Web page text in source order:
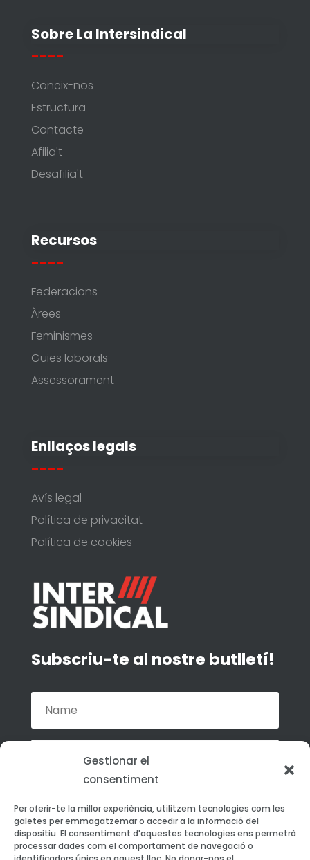
Gestionar el
consentiment
Per oferir-te la millor experiència, utilitzem tecnologies com les
galetes per emmagatzemar o accedir a la informació del
dispositiu. El consentiment d'aquestes tecnologies ens permetrà
processar dades com el comportament de navegació o
Sobre La Intersindical
----
Coneix-nos
Estructura
Contacte
Afilia't
Desafilia't
Recursos
----
Federacions
Àrees
Feminismes
Guies laborals
Assessorament
Enllaços legals
----
Avís legal
Política de privacitat
Política de cookies
Subscriu-te al nostre butlletí!
Accepto la política de privacitat de La
Intersindical.